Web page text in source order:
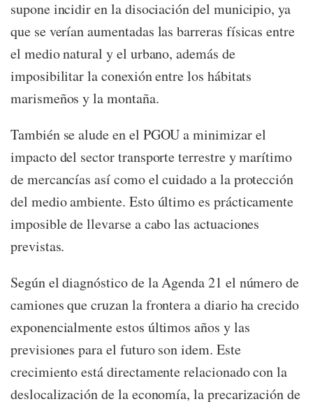
supone incidir en la disociación del municipio, ya
que se verían aumentadas las barreras físicas entre
el medio natural y el urbano, además de
imposibilitar la conexión entre los hábitats
marismeños y la montaña.
También se alude en el PGOU a minimizar el
impacto del sector transporte terrestre y marítimo
de mercancías así como el cuidado a la protección
del medio ambiente. Esto último es prácticamente
imposible de llevarse a cabo las actuaciones
previstas.
Según el diagnóstico de la Agenda 21 el número de
camiones que cruzan la frontera a diario ha crecido
exponencialmente estos últimos años y las
previsiones para el futuro son idem. Este
crecimiento está directamente relacionado con la
deslocalización de la economía, la precarización de